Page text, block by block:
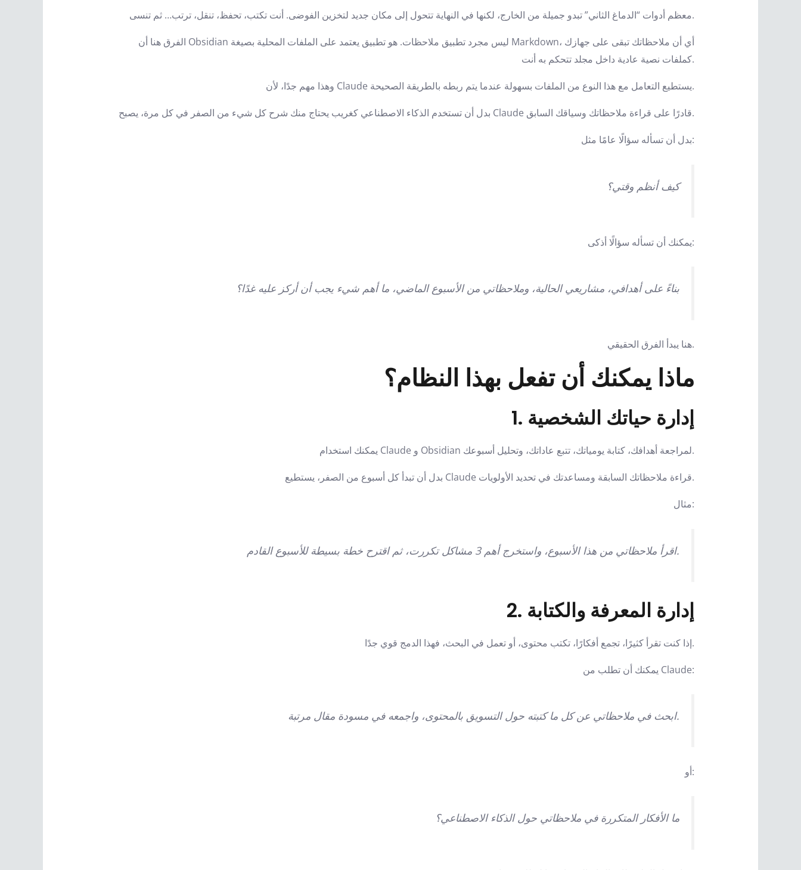
معظم أدوات “الدماغ الثاني” تبدو جميلة من الخارج، لكنها في النهاية تتحول إلى مكان جديد لتخزين الفوضى. أنت تكتب، تحفظ، تنقل، ترتب… ثم تنسى.
الفرق هنا أن Obsidian ليس مجرد تطبيق ملاحظات. هو تطبيق يعتمد على الملفات المحلية بصيغة Markdown، أي أن ملاحظاتك تبقى على جهازك
كملفات نصية عادية داخل مجلد تتحكم به أنت.
وهذا مهم جدًا، لأن Claude يستطيع التعامل مع هذا النوع من الملفات بسهولة عندما يتم ربطه بالطريقة الصحيحة.
بدل أن تستخدم الذكاء الاصطناعي كغريب يحتاج منك شرح كل شيء من الصفر في كل مرة، يصبح Claude قادرًا على قراءة ملاحظاتك وسياقك السابق.
بدل أن تسأله سؤالًا عامًا مثل:
كيف أنظم وقتي؟
يمكنك أن تسأله سؤالًا أذكى:
بناءً على أهدافي، مشاريعي الحالية، وملاحظاتي من الأسبوع الماضي، ما أهم شيء يجب أن أركز عليه غدًا؟
هنا يبدأ الفرق الحقيقي.
ماذا يمكنك أن تفعل بهذا النظام؟
1. إدارة حياتك الشخصية
يمكنك استخدام Claude و Obsidian لمراجعة أهدافك، كتابة يومياتك، تتبع عاداتك، وتحليل أسبوعك.
بدل أن تبدأ كل أسبوع من الصفر، يستطيع Claude قراءة ملاحظاتك السابقة ومساعدتك في تحديد الأولويات.
مثال:
اقرأ ملاحظاتي من هذا الأسبوع، واستخرج أهم 3 مشاكل تكررت، ثم اقترح خطة بسيطة للأسبوع القادم.
2. إدارة المعرفة والكتابة
إذا كنت تقرأ كثيرًا، تجمع أفكارًا، تكتب محتوى، أو تعمل في البحث، فهذا الدمج قوي جدًا.
يمكنك أن تطلب من Claude:
ابحث في ملاحظاتي عن كل ما كتبته حول التسويق بالمحتوى، واجمعه في مسودة مقال مرتبة.
أو:
ما الأفكار المتكررة في ملاحظاتي حول الذكاء الاصطناعي؟